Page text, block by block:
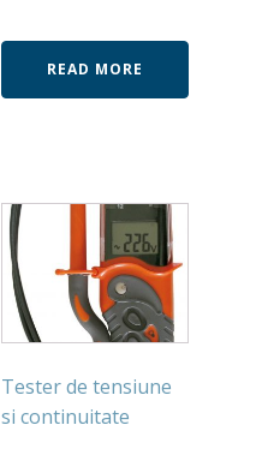
READ MORE
Tester de tensiune
si continuitate